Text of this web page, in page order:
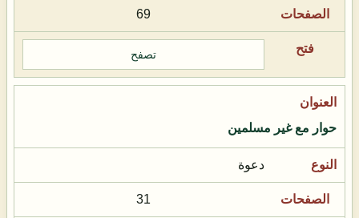
69
تصفح
حوار مع غير مسلمين
دعوة
31